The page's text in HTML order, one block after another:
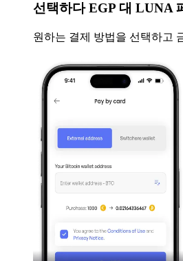
선택하다EGP 대 LUNA
원하는 결제 방법을 선택하고